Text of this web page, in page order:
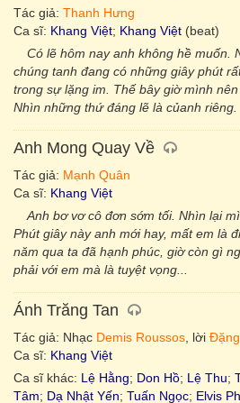
Tác giả: Thanh Hưng
Ca sĩ: Khang Việt; Khang Việt (beat)
Có lẽ hôm nay anh không hề muốn.
chúng tanh đang có những giây phút
trong sự lặng im. Thế bây giờ mình
Nhìn những thứ đáng lẽ là củanh riêng.
Anh Mong Quay Về
Tác giả: Mạnh Quân
Ca sĩ: Khang Việt
Anh bơ vơ cô đơn sớm tối. Nhìn lại
Phút giây này anh mới hay, mất em là
năm qua ta đã hạnh phúc, giờ còn gì
phải với em mà là tuyệt vọng...
Ánh Trăng Tan
Tác giả: Nhạc Demis Roussos , lời
Ca sĩ: Khang Việt
Ca sĩ khác: Lệ Hằng; Don Hồ; Lệ Thu;
Tâm; Dạ Nhật Yến; Tuấn Ngọc; Elvis